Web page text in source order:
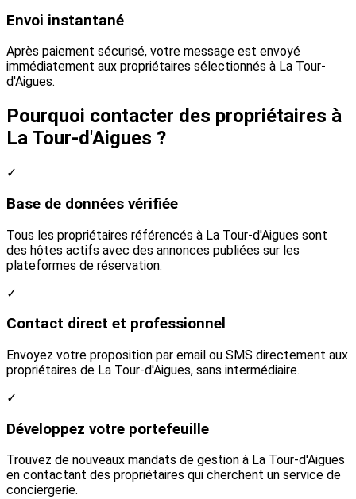
Envoi instantané
Après paiement sécurisé, votre message est envoyé
immédiatement aux propriétaires sélectionnés à La Tour-
d'Aigues.
Pourquoi contacter des propriétaires à
La Tour-d'Aigues ?
✓
Base de données vérifiée
Tous les propriétaires référencés à La Tour-d'Aigues sont
des hôtes actifs avec des annonces publiées sur les
plateformes de réservation.
✓
Contact direct et professionnel
Envoyez votre proposition par email ou SMS directement aux
propriétaires de La Tour-d'Aigues, sans intermédiaire.
✓
Développez votre portefeuille
Trouvez de nouveaux mandats de gestion à La Tour-d'Aigues
en contactant des propriétaires qui cherchent un service de
conciergerie.